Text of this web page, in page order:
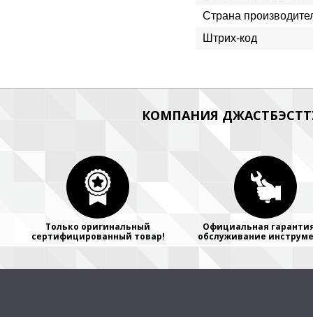
Страна
Штрих-код
КОМПАНИЯ
Только оригинальный
сертифицированный товар!
Официальная
обслуживание